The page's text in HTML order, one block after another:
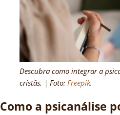
Descubra como integrar a
cristãs. | Foto: Freepik.
Como a psicanálise